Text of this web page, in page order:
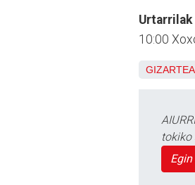
Urtarrilak
10:00
GIZARTEA
tokiko
Egin